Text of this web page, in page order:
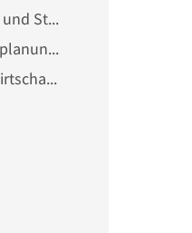
Ingenieurbüro Umwelt- und Strahlenmesstechnik Berlin
Ingenieurbüro Verkehrsplanung Berlin
Ingenieurbüro Wasserwirtschaft Berlin